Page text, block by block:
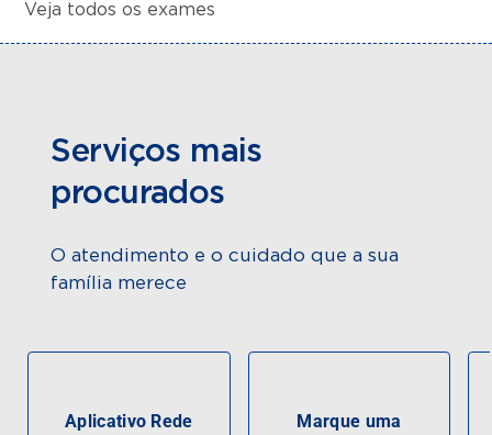
Veja todos os exames
Serviços mais
procurados
O atendimento e o cuidado que a sua
família merece
Aplicativo Rede
Marque uma